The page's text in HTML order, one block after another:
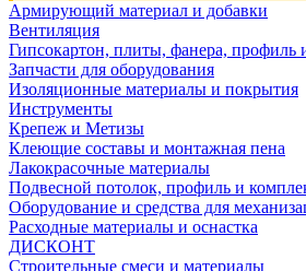
Армирующий материал и добавки
Вентиляция
Гипсокартон, плиты, фанера,
Запчасти для оборудования
Изоляционные материалы и покрытия
Инструменты
Крепеж и Метизы
Клеющие составы и монтажная пена
Лакокрасочные материалы
Подвесной потолок, профиль и
Оборудование и средства для
Расходные материалы и оснастка
ДИСКОНТ
Строительные смеси и материалы